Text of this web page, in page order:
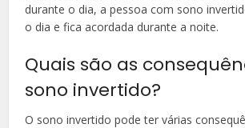
durante o dia, a pessoa com sono
o dia e fica acordada durante a noite.
Quais são as
sono invertido?
O sono invertido pode ter várias